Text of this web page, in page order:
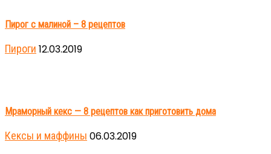
Пирог с малиной – 8 рецептов
Пироги 12.03.2019
Мраморный кекс — 8 рецептов как приготовить дома
Кексы и маффины 06.03.2019